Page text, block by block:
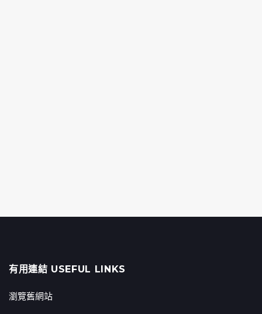
有用連結 USEFUL LINKS
瀏覽舊網站